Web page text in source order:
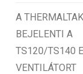
A
BEJELENTI A
TS120/TS140
VENTILÁTORT